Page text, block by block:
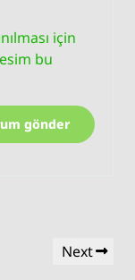
için
bu
Next
Next